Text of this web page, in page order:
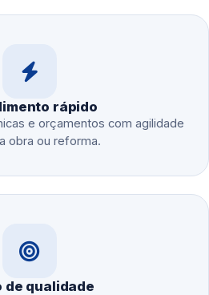
rápido
e orçamentos com agilidade
obra ou reforma.
de qualidade